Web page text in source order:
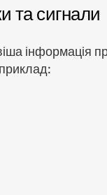
та сигнали
інформація